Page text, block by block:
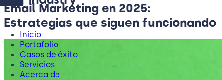
Inicio
Portafolio
Casos de éxito
Servicios
Acerca de
Email Marketing en 2025:
Estrategias que siguen funcionando